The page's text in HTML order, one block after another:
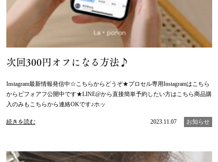
次回300円オフになる方法♪
Instagram最新情報発信中☆こちらからどうぞ★プロセル専用Instagramはこちら
からビフォアフ公開中です★LINE@から直接簡単予約したい方はこちら商品購
入のみもこちらから連絡OKです♪ホッ
続きを読む 2023.11.07 お知らせ